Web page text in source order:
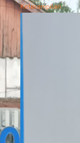
Keterampilan